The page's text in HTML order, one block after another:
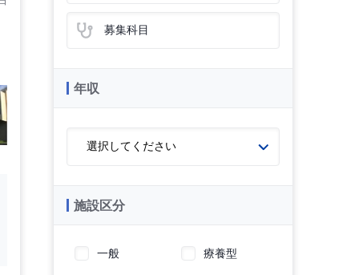
募集科目
年収
施設区分
一般
療養型